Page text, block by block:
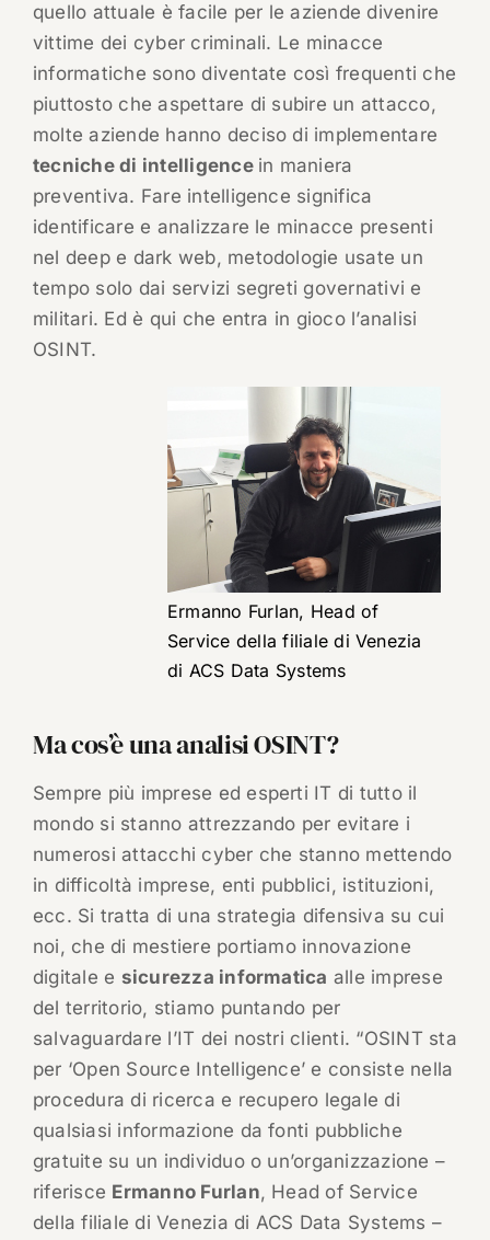
quello attuale è facile per le aziende divenire
vittime dei cyber criminali. Le minacce
informatiche sono diventate così frequenti che
piuttosto che aspettare di subire un attacco,
molte aziende hanno deciso di implementare
tecniche di intelligence in maniera
preventiva. Fare intelligence significa
identificare e analizzare le minacce presenti
nel deep e dark web, metodologie usate un
tempo solo dai servizi segreti governativi e
militari. Ed è qui che entra in gioco l’analisi
OSINT.
Ermanno Furlan, Head of
Service della filiale di Venezia
di ACS Data Systems
Ma cos’è una analisi OSINT?
Sempre più imprese ed esperti IT di tutto il
mondo si stanno attrezzando per evitare i
numerosi attacchi cyber che stanno mettendo
in difficoltà imprese, enti pubblici, istituzioni,
ecc. Si tratta di una strategia difensiva su cui
noi, che di mestiere portiamo innovazione
digitale e sicurezza informatica alle imprese
del territorio, stiamo puntando per
salvaguardare l’IT dei nostri clienti. “OSINT sta
per ‘Open Source Intelligence’ e consiste nella
procedura di ricerca e recupero legale di
qualsiasi informazione da fonti pubbliche
gratuite su un individuo o un’organizzazione –
riferisce Ermanno Furlan, Head of Service
della filiale di Venezia di ACS Data Systems –